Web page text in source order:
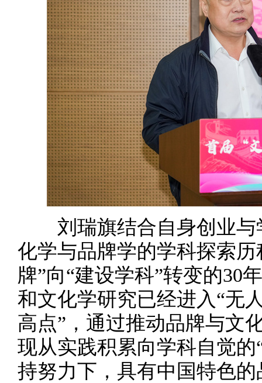
刘瑞旗结合自身创业与
化学与品牌学的学科探索
牌”向“建设学科”转变的30
和文化学研究已经进入“无
高点”，通过推动品牌与文
现从实践积累向学科自觉
持努力下，具有中国特色